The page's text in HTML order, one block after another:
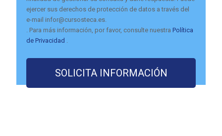
ejercer sus derechos de protección de datos a través del
e-mail infor@cursosteca.es.
. Para más información, por favor, consulte nuestra Política
de Privacidad .